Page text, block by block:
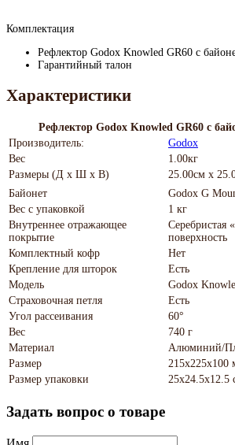
Комплектация
Рефлектор Godox Knowled GR60 с
Гарантийный талон
Характеристики
Рефлектор Godox Knowled GR60 с
Производитель:
Godox
Вес
1.00кг
Размеры (Д х Ш х В)
25.00см x
Байонет
Godox G
Вес с упаковкой
1 кг
Внутреннее отражающее
покрытие
Серебристая
поверхность
Комплектный кофр
Нет
Крепление для шторок
Есть
Модель
Godox
Страховочная петля
Есть
Угол рассеивания
60°
Вес
740 г
Материал
Алюминий/
Размер
215х225х100
Размер упаковки
25х24.5х12.5
Задать вопрос о товаре